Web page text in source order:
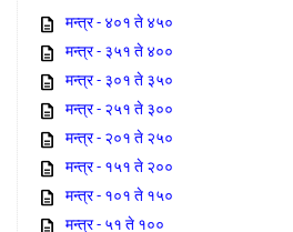
मन्त्र - ४०१ ते ४५०
मन्त्र - ३५१ ते ४००
मन्त्र - ३०१ ते ३५०
मन्त्र - २५१ ते ३००
मन्त्र - २०१ ते २५०
मन्त्र - १५१ ते २००
मन्त्र - १०१ ते १५०
मन्त्र - ५१ ते १००